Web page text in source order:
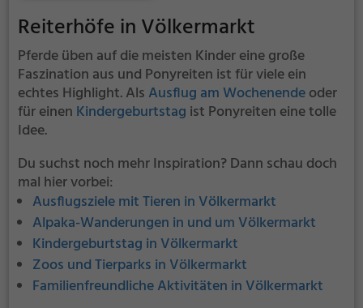
Reiterhöfe in Völkermarkt
Pferde üben auf die meisten Kinder eine große
Faszination aus und Ponyreiten ist für viele ein
echtes Highlight. Als Ausflug am Wochenendeoder
für einen Kindergeburtstag ist Ponyreiten eine tolle
Idee.
Du suchst noch mehr Inspiration? Dann schau doch
mal hier vorbei:
Ausflugsziele mit Tieren in Völkermarkt
Alpaka-Wanderungen in und um Völkermarkt
Kindergeburtstag in Völkermarkt
Zoos und Tierparks in Völkermarkt
Familienfreundliche Aktivitäten in Völkermarkt